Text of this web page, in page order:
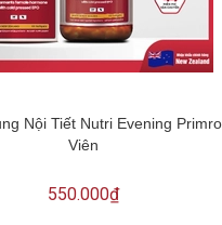
Nội Tiết Nutri Evening
Viên
550.000₫